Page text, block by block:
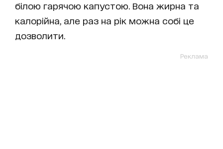
білою гарячою капустою. Вона жирна та
калорійна, але раз на рік можна собі це
дозволити.
Реклама